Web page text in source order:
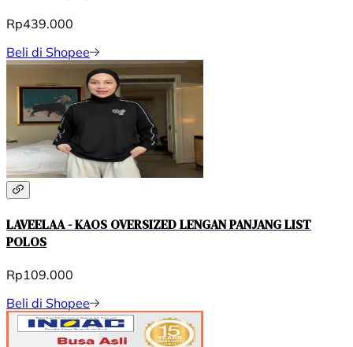
Rp439.000
Beli di Shopee
LAVEELAA - KAOS OVERSIZED LENGAN PANJANG LIST
POLOS
Rp109.000
Beli di Shopee